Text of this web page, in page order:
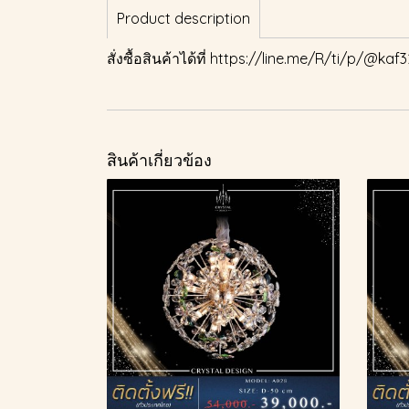
Product description
สั่งซื้อสินค้าได้ที่ https://line.me/R/ti/p/
สินค้าเกี่ยวข้อง